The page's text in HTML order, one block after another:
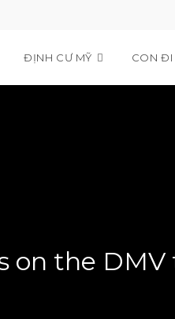
ĐỊNH CƯ MỸ CON ĐI
on the DMV